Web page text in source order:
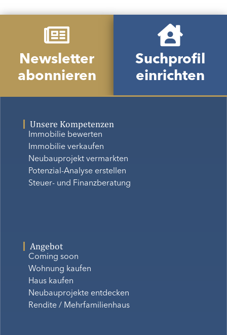
Newsletter
abonnieren
Suchprofil
einrichten
Unsere Kompetenzen
Immobilie bewerten
Immobilie verkaufen
Neubauprojekt vermarkten
Potenzial-Analyse erstellen
Steuer- und Finanzberatung
Angebot
Coming soon
Wohnung kaufen
Haus kaufen
Neubauprojekte entdecken
Rendite / Mehrfamilienhaus